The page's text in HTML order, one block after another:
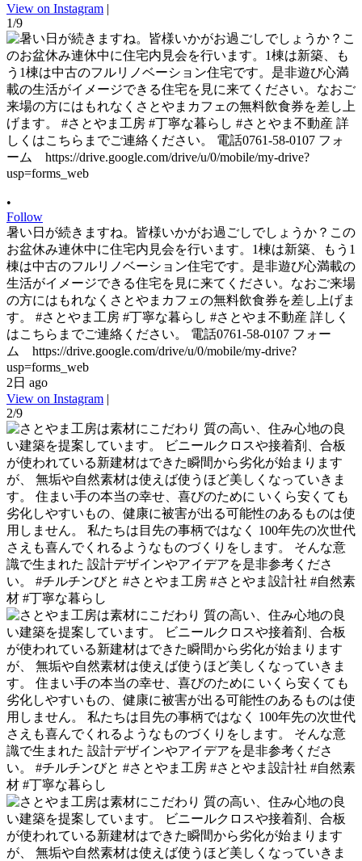
View on Instagram |
1/9
•
Follow
暑い日が続きますね。皆様いかがお過ごしでしょうか？この
お盆休み連休中に住宅内見会を行います。1棟は新築、もう1
棟は中古のフルリノベーション住宅です。是非遊び心満載の
生活がイメージできる住宅を見に来てください。なおご来場
の方にはもれなくさとやまカフェの無料飲食券を差し上げま
す。 #さとやま工房 #丁寧な暮らし #さとやま不動産 詳しく
はこちらまでご連絡ください。 電話0761-58-0107 フォー
ム https://drive.google.com/drive/u/0/mobile/my-drive?
usp=forms_web
2日 ago
View on Instagram |
2/9